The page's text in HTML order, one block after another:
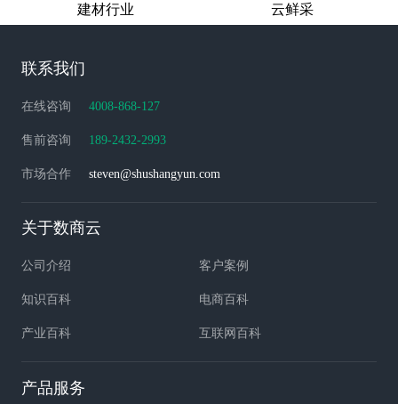
建材行业 云鲜采
联系我们
在线咨询 4008-868-127
售前咨询 189-2432-2993
市场合作 steven@shushangyun.com
关于数商云
公司介绍 客户案例
知识百科 电商百科
产业百科 互联网百科
产品服务